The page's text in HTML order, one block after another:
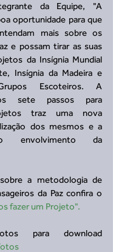
da Equipe, "A
oportunidade para que
mais sobre os
e possam tirar as suas
da Insígnia Mundial
Insígnia da Madeira e
Escoteiros. A
sete passos para
traz uma nova
dos mesmos e a
envolvimento da
a metodologia de
da Paz confira o
fazer um Projeto".